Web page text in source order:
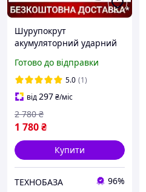
Шурупокрут
акумуляторний ударний
батареї, 18V-2.0AH,
Гарантія 2 роки)
Готово до відправки
5.0 (1)
від297₴/міс
1 780₴
2 780 ₴
Купити
ТЕХНОБАЗА 96%